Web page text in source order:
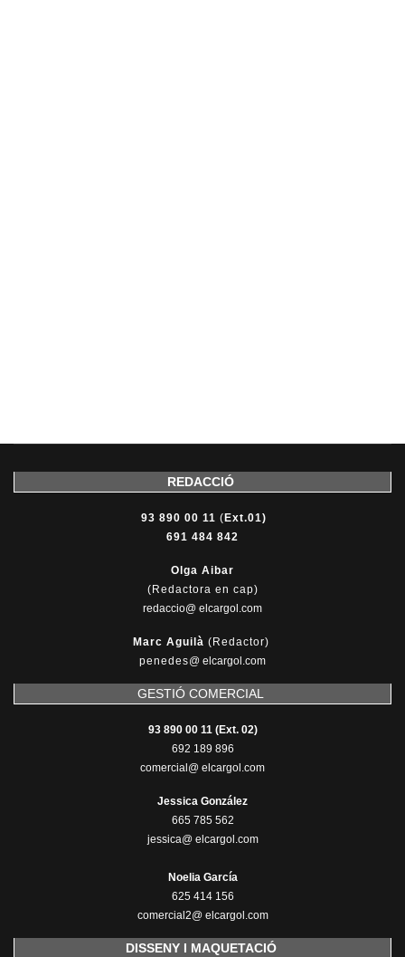
REDACCIÓ
93 890 00 11 ( Ext.01)
691 484 842
Olga Aibar
(Redactora en cap)
redaccio@ elcargol.com
Marc Aguilà (Redactor)
penedes@ elcargol.com
GESTIÓ COMERCIAL
93 890 00 11 (Ext. 02)
692 189 896
comercial@ elcargol.com
Jessica González
665 785 562
jessica@ elcargol.com
Noelia García
625 414 156
comercial2@ elcargol.com
DISSENY I MAQUETACIÓ